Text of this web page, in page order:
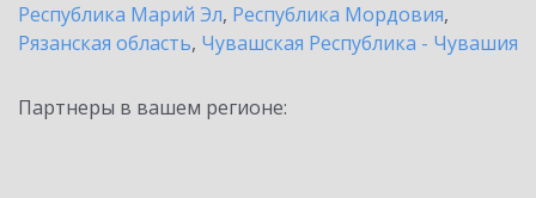
Республика Марий Эл, Республика Мордовия,
Рязанская область, Чувашская Республика - Чувашия
Партнеры в вашем регионе: